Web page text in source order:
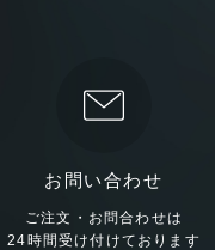
お問い合わせ
ご注文・お問合わせは
24時間受け付けております